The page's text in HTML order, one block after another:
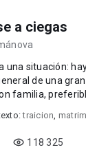
a ciegas
una situación:
de una
traicion,
118 325